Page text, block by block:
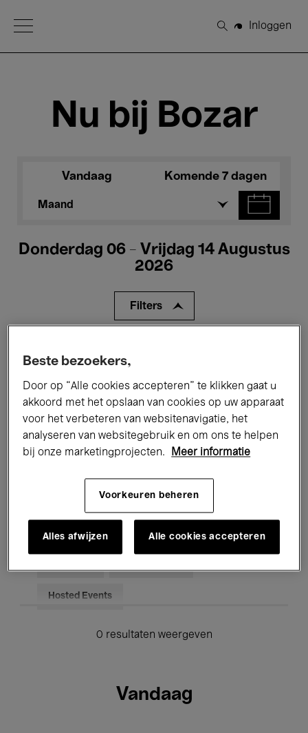
Open Menu
Zoeken
Inloggen
Nu bij Bozar
Vandaag Komende 7 dagen
Maand
Donderdag 06 - Vrijdag 14 Augustus
2026
Filters
Tentoonstellingen Films
Performances Lezingen & Debatten
Klassieke Muziek Global Music
Elektronische Muziek
Voor iedereen Kids’ Palace
Hosted Events
0 resultaten weergeven
Vandaag
Beste bezoekers,
Door op “Alle cookies accepteren” te klikken gaat u
akkoord met het opslaan van cookies op uw apparaat
voor het verbeteren van websitenavigatie, het
analyseren van websitegebruik en om ons te helpen
bij onze marketingprojecten.
Meer informatie
Voorkeuren beheren
Alles afwijzen Alle cookies accepteren